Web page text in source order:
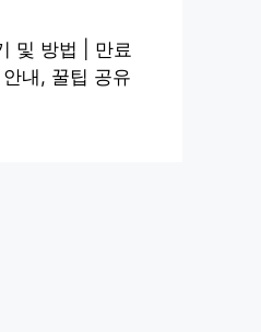
및 방법 | 만료
내, 꿀팁 공유